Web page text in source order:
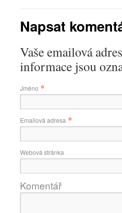
Napsat
Vaše emailová
informace jsou
Jméno *
Emailová adresa *
Webová stránka
Komentář